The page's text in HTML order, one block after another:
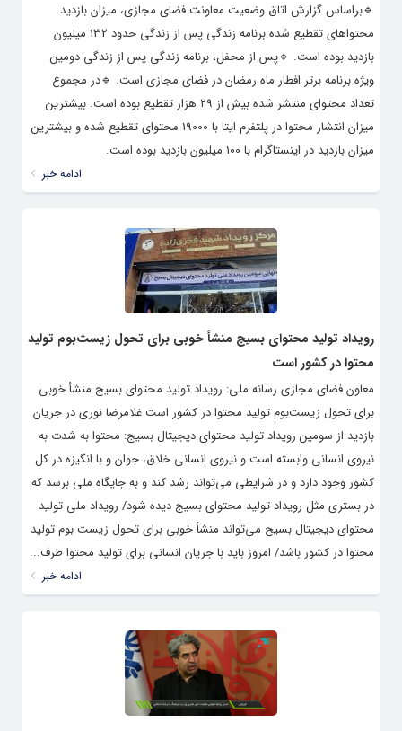
🔹️براساس گزارش اتاق وضعیت معاونت فضای مجازی، میزان بازدید
محتواهای تقطیع شده برنامه زندگی پس از زندگی حدود 132 میلیون
بازدید بوده است. 🔹️پس از محفل، برنامه زندگی پس از زندگی دومین
ویژه‌ برنامه برتر افطار ماه رمضان در فضای مجازی است. 🔹️در مجموع
تعداد محتوای منتشر شده بیش از ۲۹ هزار تقطیع بوده است. بیشترین
میزان انتشار محتوا در پلتفرم ایتا با 19000 محتوای تقطیع شده و بیشترین
میزان بازدید در اینستاگرام با 100 میلیون بازدید بوده است.
ادامه خبر
رویداد تولید محتوای بسیج منشأ خوبی برای تحول زیست‌بوم تولید
محتوا در کشور است
معاون فضای مجازی رسانه ملی: رویداد تولید محتوای بسیج منشأ خوبی
برای تحول زیست‌بوم تولید محتوا در کشور است غلامرضا نوری در جریان
بازدید از سومین رویداد تولید محتواى دیجیتال بسیج: محتوا به شدت به
نیروی انسانی وابسته است و نیروی انسانی خلاق، جوان و با انگیزه در کل
کشور وجود دارد و در شرایطی می‌تواند رشد کند و به جایگاه ملی برسد که
در بستری مثل رویداد تولید محتوای بسیج دیده شود/ رویداد ملی تولید
محتوای دیجیتال بسیج می‌تواند منشأ خوبی برای تحول زیست بوم تولید
محتوا در کشور باشد/ امروز باید با جریان انسانی برای تولید محتوا طرف...
ادامه خبر